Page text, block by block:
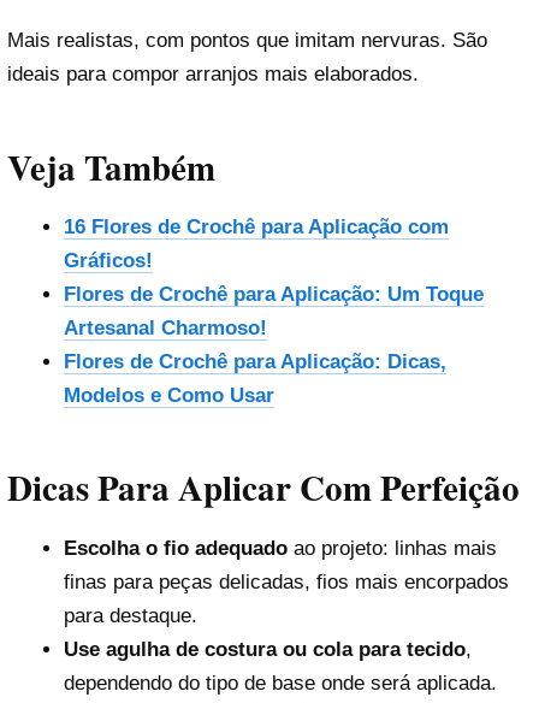
Mais realistas, com pontos que imitam nervuras. São
ideais para compor arranjos mais elaborados.
Veja Também
16 Flores de Crochê para Aplicação com
Gráficos!
Flores de Crochê para Aplicação: Um Toque
Artesanal Charmoso!
Flores de Crochê para Aplicação: Dicas,
Modelos e Como Usar
Dicas Para Aplicar Com Perfeição
Escolha o fio adequadoao projeto: linhas mais
finas para peças delicadas, fios mais encorpados
para destaque.
Use agulha de costura ou cola para tecido,
dependendo do tipo de base onde será aplicada.